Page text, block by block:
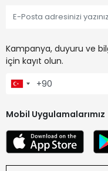
Kampanya, duyuru ve
için kayıt olun.
Mobil Uygulamalarımız